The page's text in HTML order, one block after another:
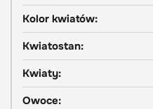
Kolor kwiatów:
Kwiatostan:
Kwiaty:
Owoce: